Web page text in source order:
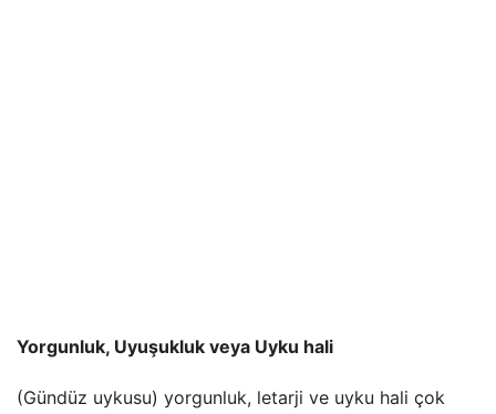
Yorgunluk, Uyuşukluk veya Uyku hali
(Gündüz uykusu) yorgunluk, letarji ve uyku hali çok